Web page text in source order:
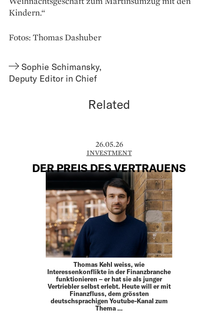
Kindern.“
Fotos: Thomas Dashuber
Sophie Schimansky,
Deputy Editor in Chief
Related
26.05.26
INVESTMENT
DER PREIS DES VERTRAUENS
Thomas Kehl weiss, wie
Interessenkonflikte in der Finanzbranche
funktionieren – er hat sie als junger
Vertriebler selbst erlebt. Heute will er mit
Finanzfluss, dem grössten
deutschsprachigen Youtube-Kanal zum
Thema …